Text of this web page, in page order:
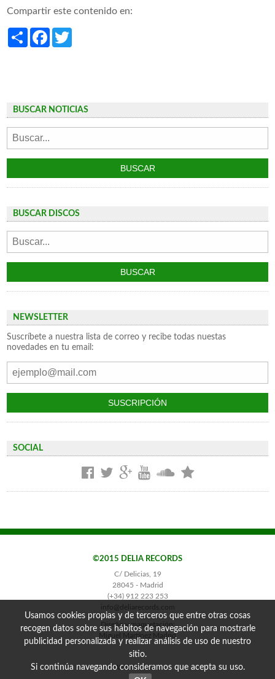
Compartir este contenido en:
ShareFacebook
BUSCAR NOTICIAS
BUSCAR DISCOS
NEWSLETTER
Suscríbete a nuestra lista de correo y recibe todas nuestas
novedades en tu email:
SOCIAL
©2015 DELIA RECORDS
C/ Delicias, 19
28045 - Madrid
(+34) 912 223 253
info@deliarecords.com
Diseño y maquetación:
Miguel Martínez Madrid
AVISO LEGAL
Usamos cookies propias y de terceros que entre otras cosas
recogen datos sobre sus hábitos de navegación para mostrarle
publicidad personalizada y realizar análisis de uso de nuestro
sitio.
Si continúa navegando consideramos que acepta su uso.